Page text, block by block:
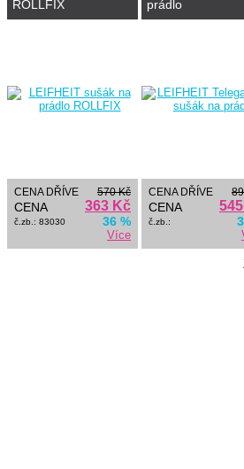
ROLLFIX
CENA DŘÍVE 570 Kč
CENA 363 Kč
č.zb.: 83030 36 %
Více
prádlo
CENA DŘÍVE
CENA
č.zb.: